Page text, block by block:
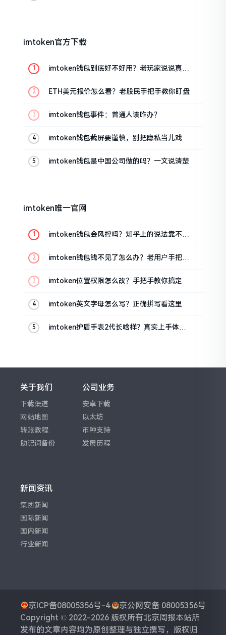
imtoken官方下载
imtoken钱包到底好不好用？老玩家说说真实
ETH美元报价怎么看？老股民手把手教你盯盘
imtoken钱包事件：普通人该咋办？
imtoken钱包截屏要谨慎，别把隐私当儿戏
imtoken钱包是中国公司做的吗？一文说清楚
imtoken唯一官网
imtoken钱包会风控吗？知乎上的说法靠不靠
imtoken钱包钱不见了怎么办？老用户手把手
imtoken位置权限怎么改？手把手教你搞定
imtoken英文字母怎么写？正确拼写看这里
imtoken护盾手表2代长啥样？真实上手体验
关于我们
下载渠道
网站地图
转账教程
助记词备份
公司业务
安卓下载
以太坊
币种支持
发展历程
新闻资讯
集团新闻
国际新闻
国内新闻
行业新闻
京ICP备08005356号-4
京公网安备 08005356号
Copyright © 2022-2026 版权所有北京周报本站所
发布的文章内容均为原创整理与独立撰写，版权归